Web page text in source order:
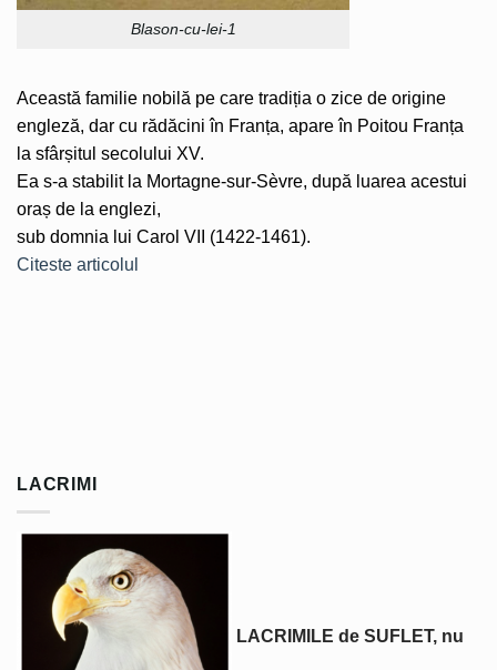
Blason-cu-lei-1
Această familie nobilă pe care tradiția o zice de origine
engleză, dar cu rădăcini în Franța, apare în Poitou Franța
la sfârșitul secolului XV.
Ea s-a stabilit la Mortagne-sur-Sèvre, după luarea acestui
oraș de la englezi,
sub domnia lui Carol VII (1422-1461).
Citeste articolul
LACRIMI
LACRIMILE de SUFLET, nu